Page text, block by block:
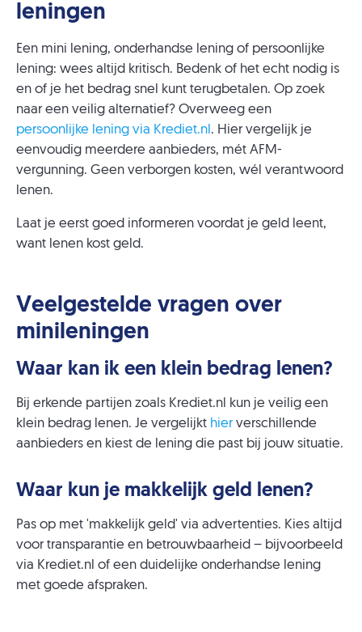
leningen
Een mini lening, onderhandse lening of persoonlijke
lening: wees altijd kritisch. Bedenk of het echt nodig is
en of je het bedrag snel kunt terugbetalen. Op zoek
naar een veilig alternatief? Overweeg een
persoonlijke lening via Krediet.nl . Hier vergelijk je
eenvoudig meerdere aanbieders, mét AFM-
vergunning. Geen verborgen kosten, wél verantwoord
lenen.
Laat je eerst goed informeren voordat je geld leent,
want lenen kost geld.
Veelgestelde vragen over
minileningen
Waar kan ik een klein bedrag lenen?
Bij erkende partijen zoals Krediet.nl kun je veilig een
klein bedrag lenen. Je vergelijkt hierverschillende
aanbieders en kiest de lening die past bij jouw situatie.
Waar kun je makkelijk geld lenen?
Pas op met 'makkelijk geld' via advertenties. Kies altijd
voor transparantie en betrouwbaarheid – bijvoorbeeld
via Krediet.nl of een duidelijke onderhandse lening
met goede afspraken.